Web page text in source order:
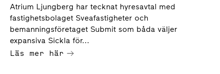
Atrium Ljungberg har tecknat hyresavtal med
fastighetsbolaget Sveafastigheter och
bemanningsföretaget Submit som båda väljer
expansiva Sickla för...
Läs mer här